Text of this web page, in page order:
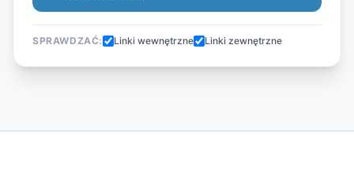
SPRAWDZAĆ: Linki wewnętrzne Linki zewnętrzne